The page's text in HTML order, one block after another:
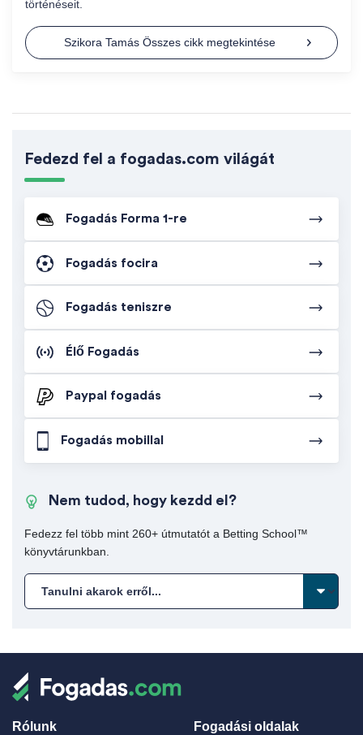
történéseit.
Szikora Tamás Összes cikk megtekintése
Fedezd fel a fogadas.com világát
Fogadás Forma 1-re
Fogadás focira
Fogadás teniszre
Élő Fogadás
Paypal fogadás
Fogadás mobillal
Nem tudod, hogy kezdd el?
Fedezz fel több mint 260+ útmutatót a Betting School™
könyvtárunkban.
Rólunk Fogadási oldalak